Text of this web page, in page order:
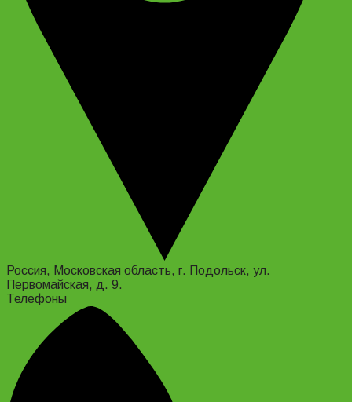
Россия, Московская область, г. Подольск, ул.
Первомайская, д. 9.
Телефоны